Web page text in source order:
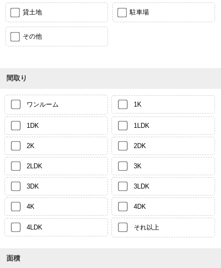
貸土地 駐車場
その他
間取り
ワンルーム 1K
1DK 1LDK
2K 2DK
2LDK 3K
3DK 3LDK
4K 4DK
4LDK それ以上
面積